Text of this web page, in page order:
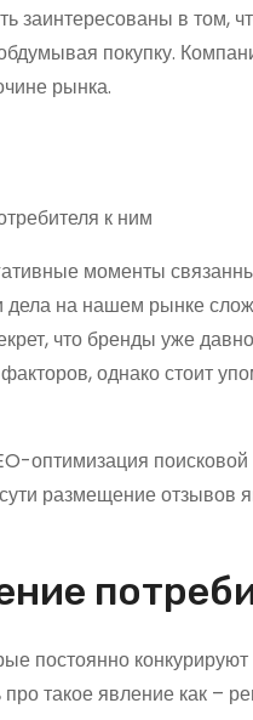
в том,
покупку.
рынка.
моменты
на нашем рынке
что бренды уже
однако стоит
оптимизация
размещение
постоянно
такое явление как –